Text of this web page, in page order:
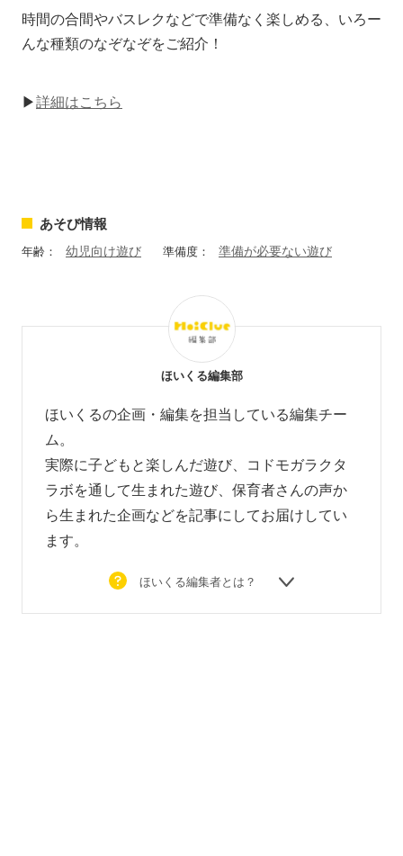
時間の合間やバスレクなどで準備なく楽しめる、いろー
んな種類のなぞなぞをご紹介！
▶詳細はこちら
あそび情報
年齢： 幼児向け遊び 準備度： 準備が必要ない遊び
ほいくる編集部
ほいくるの企画・編集を担当している編集チー
ム。
実際に子どもと楽しんだ遊び、コドモガラクタ
ラボを通して生まれた遊び、 保育者さんの声か
ら生まれた企画などを記事にしてお届けしてい
ます。
ほいくる編集者とは？